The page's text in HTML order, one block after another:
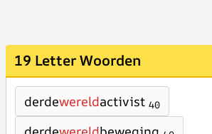
19 Letter Woorden
derdewereldactivist 40